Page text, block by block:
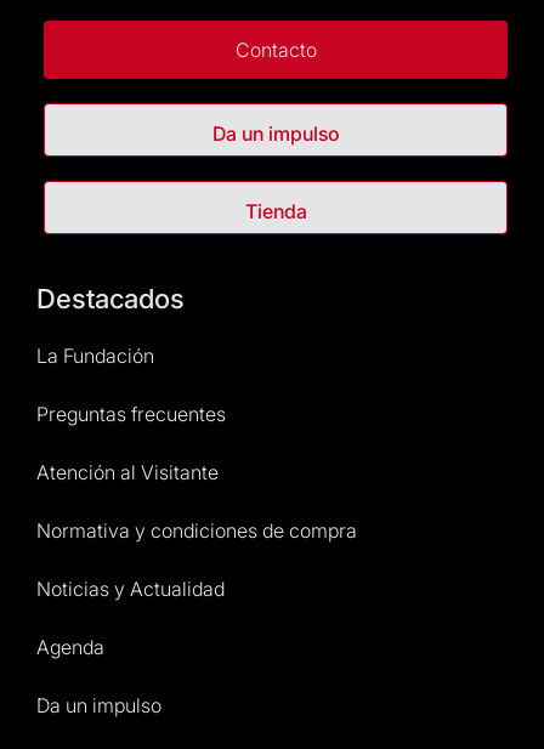
Contacto
Da un impulso
Tienda
Destacados
La Fundación
Preguntas frecuentes
Atención al Visitante
Normativa y condiciones de compra
Noticias y Actualidad
Agenda
Da un impulso